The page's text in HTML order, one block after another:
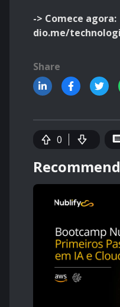
-> Comece agora:
dio.me/
Share
0